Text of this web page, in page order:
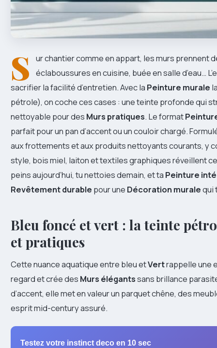
S
ur chantier comme en appart, les murs prennent
éclaboussures en cuisine, buée en salle d’eau…
sacrifier la facilité d’entretien. Avec la Peinture murale
pétrole), on coche ces cases : une teinte profonde qui
nettoyable pour des Murs pratiques. Le format
parfait pour un pan d’accent ou un couloir chargé.
aux frottements et aux produits nettoyants courants, y
style, bois miel, laiton et textiles graphiques réveillent
peins aujourd’hui, tu nettoies demain, et ta Peinture
Revêtement durable pour une Décoration muralequi
Bleu foncé et vert : la teinte
et pratiques
Cette nuance aquatique entre bleu etVertrappelle une
regard et crée des Murs élégantssans brillance
d’accent, elle met en valeur un parquet chêne, des
esprit mid-century assuré.
Testez votre instinct deco en 10 sec